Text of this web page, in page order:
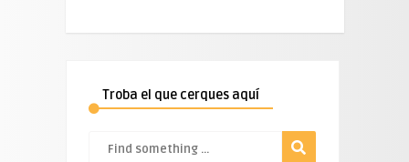
Troba el que cerques aquí